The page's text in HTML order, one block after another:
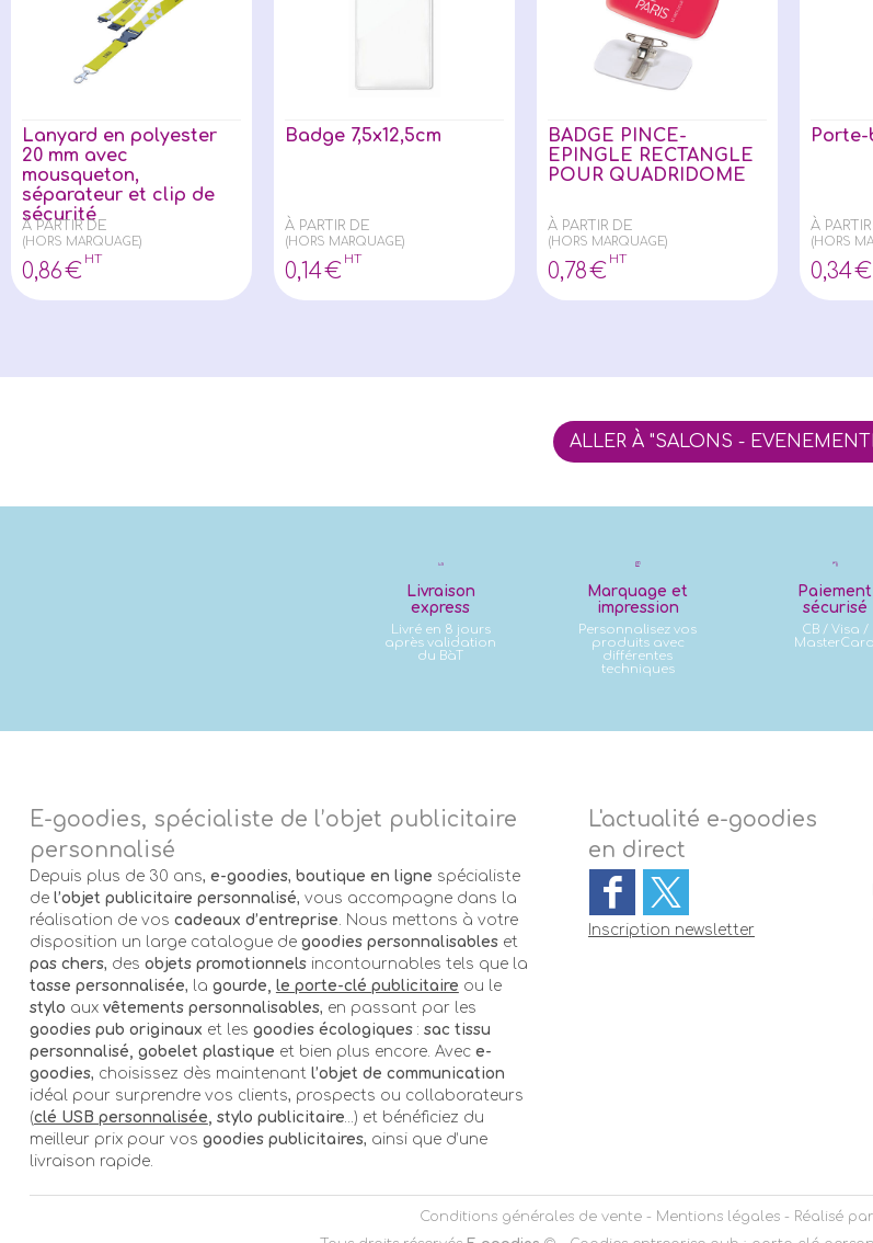
Lanyard en polyester
20 mm avec
mousqueton,
séparateur et clip de
sécurité
À PARTIR DE
(HORS MARQUAGE)
0,86€
HT
Badge 7,5x12,5cm
À PARTIR DE
(HORS MARQUAGE)
0,14€
HT
BADGE PINCE-
EPINGLE RECTANGLE
POUR QUADRIDOME
À PARTIR DE
(HORS MARQUAGE)
0,78€
HT
À
(HORS
0,34€
ALLER À "SALONS -
Livraison
express
Livré en 8 jours
après validation
du BàT
Marquage et
impression
Personnalisez vos
produits avec
différentes
techniques
Paiement
sécurisé
CB / Visa /
MasterCard
E-goodies, spécialiste de l’objet publicitaire
personnalisé
Depuis plus de 30 ans, e-goodies, boutique en ligne spécialiste
de l’objet publicitaire personnalisé, vous accompagne dans la
réalisation de vos cadeaux d’entreprise . Nous mettons à votre
disposition un large catalogue de goodies personnalisableset
pas chers, des objets promotionnelsincontournables tels que la
tasse personnalisée, la gourde, le porte-clé publicitaire ou le
stylo aux vêtements personnalisables, en passant par les
goodies pub originaux et les goodies écologiques: sac tissu
personnalisé, gobelet plastique et bien plus encore. Avec e-
goodies, choisissez dès maintenant l’objet de communication
idéal pour surprendre vos clients, prospects ou collaborateurs
(clé USB personnalisée , stylo publicitaire …) et bénéficiez du
meilleur prix pour vos goodies publicitaires, ainsi que d’une
livraison rapide.
L'actualité e-goodies
en direct
Inscription newsletter
Conditions générales de vente- Mentions légales- Réalisé par